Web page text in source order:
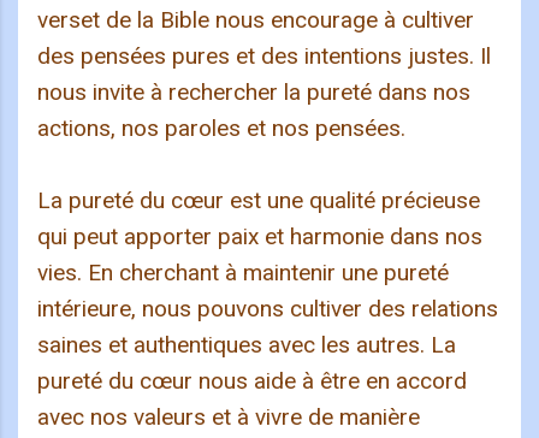
verset de la Bible nous encourage à cultiver
des pensées pures et des intentions justes. Il
nous invite à rechercher la pureté dans nos
actions, nos paroles et nos pensées.
La pureté du cœur est une qualité précieuse
qui peut apporter paix et harmonie dans nos
vies. En cherchant à maintenir une pureté
intérieure, nous pouvons cultiver des relations
saines et authentiques avec les autres. La
pureté du cœur nous aide à être en accord
avec nos valeurs et à vivre de manière